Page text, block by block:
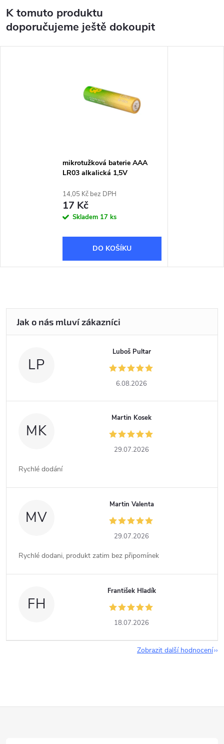
K tomuto produktu
doporučujeme ještě dokoupit
mikrotužková baterie AAA
LR03 alkalická 1,5V
14,05 Kč bez DPH
17 Kč
Skladem 17 ks
DO KOŠÍKU
LP
Luboš Pultar
6.08.2026
MK
Martin Kosek
29.07.2026
Rychlé dodání
MV
Martin Valenta
29.07.2026
Rychlé dodani, produkt zatim bez připomínek
FH
František Hladík
18.07.2026
Zobrazit další hodnocení